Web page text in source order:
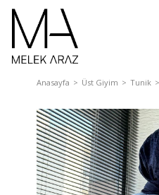
Anasayfa Üst Giyim Tunik